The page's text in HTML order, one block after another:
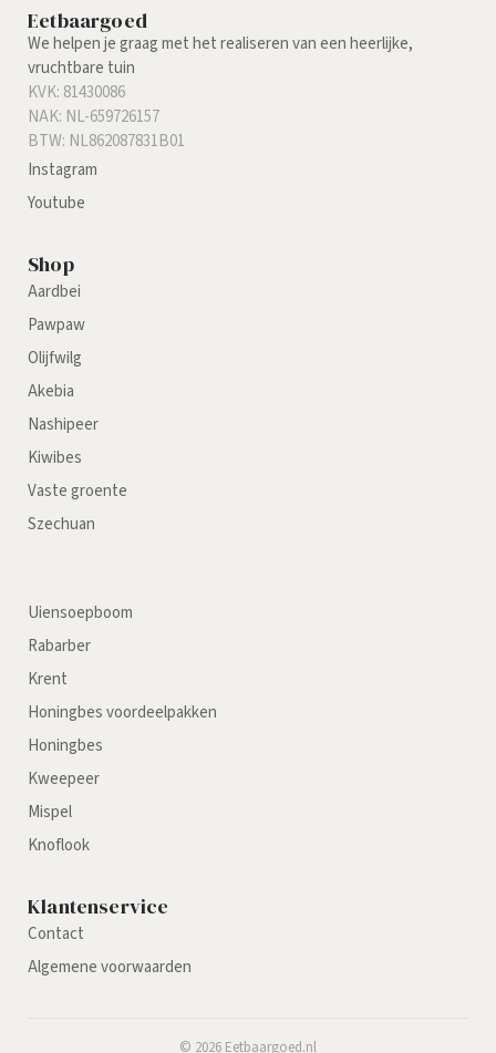
Eetbaargoed
We helpen je graag met het realiseren van een heerlijke,
vruchtbare tuin
KVK: 81430086
NAK: NL-659726157
BTW: NL862087831B01
Instagram
Youtube
Shop
Aardbei
Pawpaw
Olijfwilg
Akebia
Nashipeer
Kiwibes
Vaste groente
Szechuan
Uiensoepboom
Rabarber
Krent
Honingbes voordeelpakken
Honingbes
Kweepeer
Mispel
Knoflook
Klantenservice
Contact
Algemene voorwaarden
© 2026 Eetbaargoed.nl